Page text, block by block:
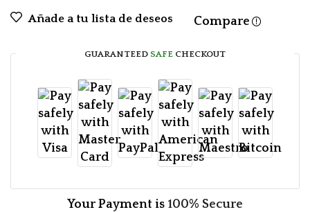
Añade a tu lista de deseos Compare
GUARANTEED SAFE CHECKOUT
Your Payment is 100% Secure